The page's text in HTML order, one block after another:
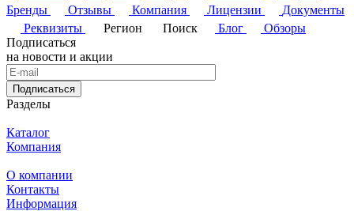
Бренды
Отзывы Компания Лицензии
Документы
Реквизиты
Регион Поиск Блог
Обзоры
Подписаться
на новости и акции
Подписаться
Разделы
Каталог
Компания
О компании
Контакты
Информация